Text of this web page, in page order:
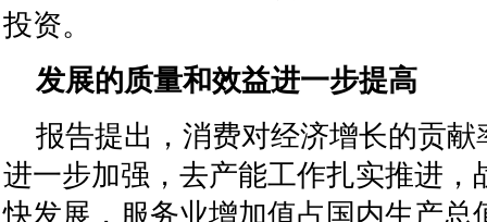
投资。
发展的质量和效益进一步提高
报告提出，消费对经济增长的贡
进一步加强，去产能工作扎实推进，
快发展，服务业增加值占国内生产总